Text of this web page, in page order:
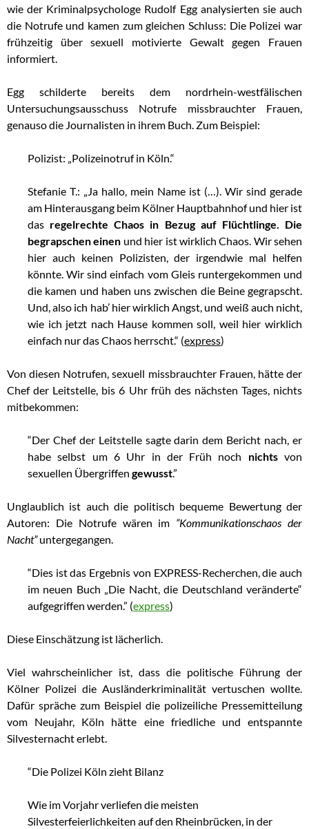
wie der Kriminalpsychologe Rudolf Egg analysierten sie auch
die Notrufe und kamen zum gleichen Schluss: Die Polizei war
frühzeitig über sexuell motivierte Gewalt gegen Frauen
informiert.
Egg schilderte bereits dem nordrhein-westfälischen
Untersuchungsausschuss Notrufe missbrauchter Frauen,
genauso die Journalisten in ihrem Buch. Zum Beispiel:
Polizist: „Polizeinotruf in Köln.“
Stefanie T.: „Ja hallo, mein Name ist (…). Wir sind gerade
am Hinterausgang beim Kölner Hauptbahnhof und hier ist
das regelrechte Chaos in Bezug auf Flüchtlinge. Die
begrapschen einen und hier ist wirklich Chaos. Wir sehen
hier auch keinen Polizisten, der irgendwie mal helfen
könnte. Wir sind einfach vom Gleis runtergekommen und
die kamen und haben uns zwischen die Beine gegrapscht.
Und, also ich hab’ hier wirklich Angst, und weiß auch nicht,
wie ich jetzt nach Hause kommen soll, weil hier wirklich
einfach nur das Chaos herrscht.“ (express)
Von diesen Notrufen, sexuell missbrauchter Frauen, hätte der
Chef der Leitstelle, bis 6 Uhr früh des nächsten Tages, nichts
mitbekommen:
“Der Chef der Leitstelle sagte darin dem Bericht nach, er
habe selbst um 6 Uhr in der Früh noch nichtsvon
sexuellen Übergriffen gewusst.”
Unglaublich ist auch die politisch bequeme Bewertung der
Autoren: Die Notrufe wären im “Kommunikationschaos der
Nacht”untergegangen.
“Dies ist das Ergebnis von EXPRESS-Recherchen, die auch
im neuen Buch „Die Nacht, die Deutschland veränderte“
aufgegriffen werden.” (express)
Diese Einschätzung ist lächerlich.
Viel wahrscheinlicher ist, dass die politische Führung der
Kölner Polizei die Ausländerkriminalität vertuschen wollte.
Dafür spräche zum Beispiel die polizeiliche Pressemitteilung
vom Neujahr, Köln hätte eine friedliche und entspannte
Silvesternacht erlebt.
“Die Polizei Köln zieht Bilanz
Wie im Vorjahr verliefen die meisten
Silvesterfeierlichkeiten auf den Rheinbrücken, in der